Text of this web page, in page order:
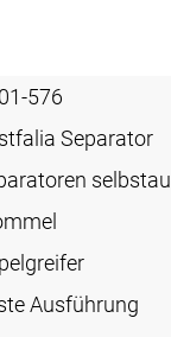
576
Separator
Ausführung